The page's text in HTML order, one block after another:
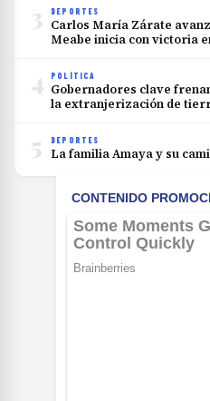
3 DEPORTES
Carlos María Zárate
Meabe inicia con victoria
4 POLÍTICA
Gobernadores clave
la extranjerización de
5 DEPORTES
La familia Amaya y su